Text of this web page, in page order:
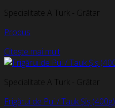
Specialitate A Turk - Grătar
Produs
Citește mai mult
Specialitate A Turk - Grătar
Frigărui de Pui / Tauk Șiș (400g)